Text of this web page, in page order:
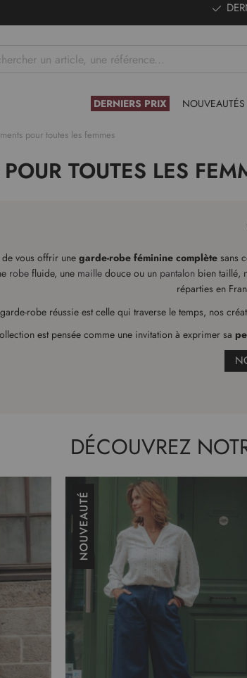
DERNIERS PRIX NOUVEAUTÉS
pour toutes les femmes
TOUTES LES
vous offrir une garde-robe féminine complètesans
robe fluide, une maille douce ou un pantalon bien taillé,
réparties en
robe réussie est celle qui traverse le temps, nos
est pensée comme une invitation à exprimer sa
DÉCOUVREZ